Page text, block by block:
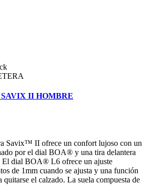
II HOMBRE
Savix™ II ofrece un confort lujoso con un
por el dial BOA® y una tira delantera
El dial BOA® L6 ofrece un ajuste
de 1mm cuando se ajusta y una función
quitarse el calzado. La suela compuesta de